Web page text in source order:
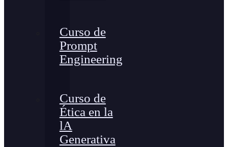
Curso de
Prompt
Engineering
Curso de
Ética en la
lA
Generativa